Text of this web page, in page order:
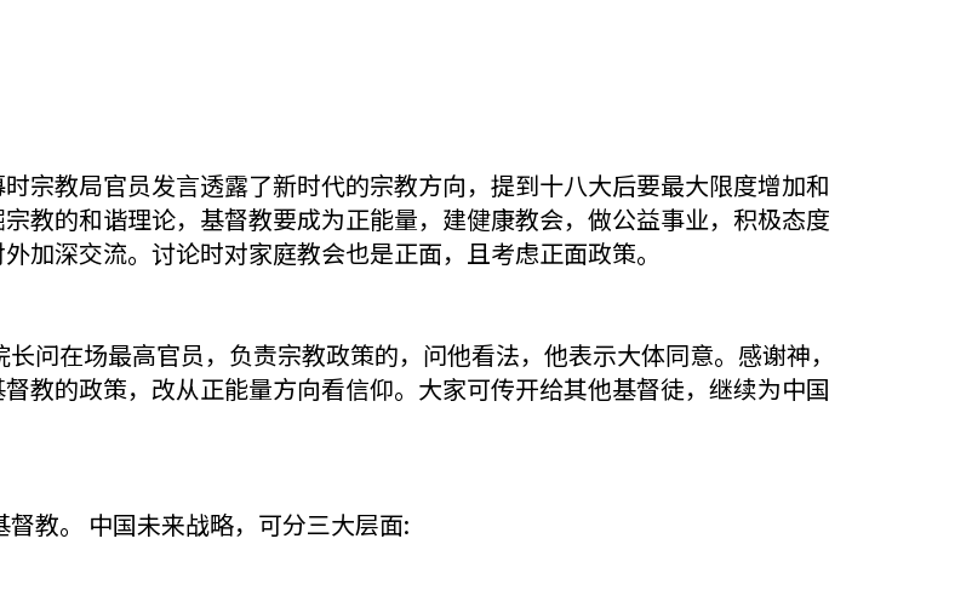
宗教局官员发言透露了新时代的宗教方向，提到十八大后要最大限度增加和
教的和谐理论，基督教要成为正能量，建健康教会，做公益事业，积极态度
加深交流。讨论时对家庭教会也是正面，且考虑正面政策。
问在场最高官员，负责宗教政策的，问他看法，他表示大体同意。感谢神，
教的政策，改从正能量方向看信仰。大家可传开给其他基督徒，继续为中国
教。 中国未来战略，可分三大层面: